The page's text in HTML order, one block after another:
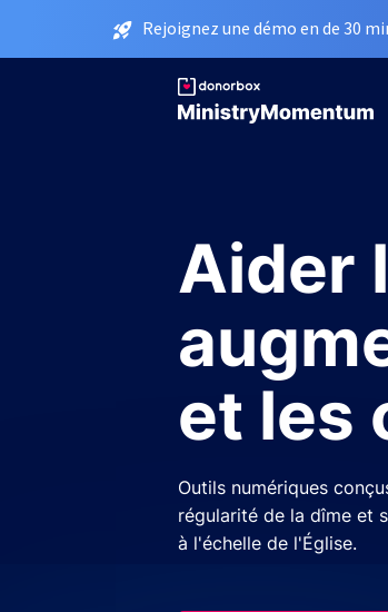
Rejoignez une démo en de 30
Aider
et les
Outils numériques
régularité de la dîme et
à l'échelle de l'Église.